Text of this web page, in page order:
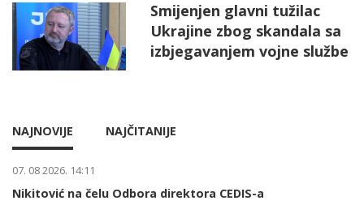
Smijenjen glavni tužilac
Ukrajine zbog skandala sa
izbjegavanjem vojne službe
NAJNOVIJE NAJČITANIJE
07. 08 2026. 14:11
Nikitović na čelu Odbora direktora CEDIS-a